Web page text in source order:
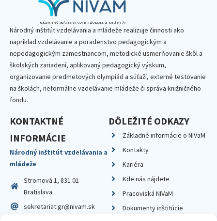
Národný inštitút vzdelávania a mládeže realizuje činnosti ako
napríklad vzdelávanie a poradenstvo pedagogickým a
nepedagogickým zamestnancom, metodické usmerňovanie škôl a
školských zariadení, aplikovaný pedagogický výskum,
organizovanie predmetových olympiád a súťaží, externé testovanie
na školách, neformálne vzdelávanie mládeže či správa knižničného
fondu.
KONTAKTNÉ
INFORMÁCIE
Národný inštitút vzdelávania a
mládeže
Stromová 1, 831 01
Bratislava
sekretariat.gr@nivam.sk
DÔLEŽITÉ ODKAZY
Základné informácie o NIVaM
Kontakty
Kariéra
Kde nás nájdete
Pracoviská NIVaM
Dokumenty inštitúcie